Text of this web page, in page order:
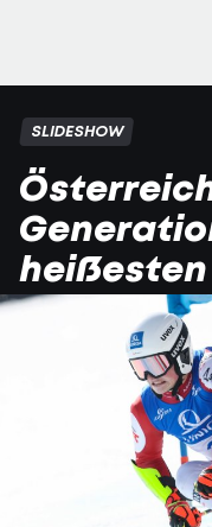
SLIDESHOW
heißesten